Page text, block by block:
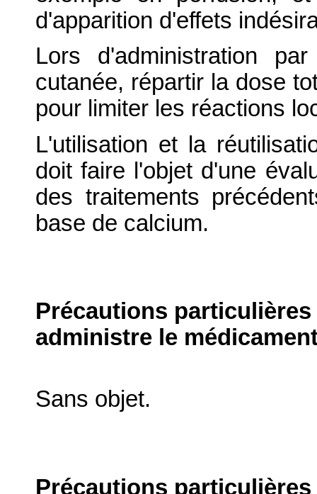
d'apparition d'effets
Lors d'administration
cutanée, répartir la dose
pour limiter les réactions
L'utilisation et la
doit faire l'objet d'une
des traitements
base de calcium.
Précautions
administre le
Sans objet.
Précautions